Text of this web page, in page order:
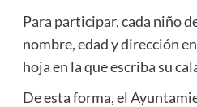
Para participar, cada niño
nombre, edad y dirección
hoja en la que escriba su
De esta forma, el